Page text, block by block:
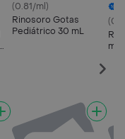
(0.81/ml)
Rinosoro Gotas
Pediátrico 30 mL
mL